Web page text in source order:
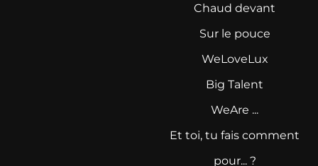
Chaud devant
Sur le pouce
WeLoveLux
Big Talent
WeAre ...
Et toi, tu fais comment
pour... ?